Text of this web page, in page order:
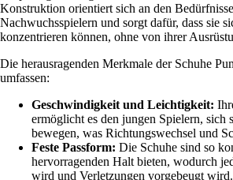
Konstruktion orientiert sich an den
Nachwuchsspielern und sorgt dafür, dass sie
konzentrieren können, ohne von ihrer
Die herausragenden Merkmale der Schuhe
umfassen:
Geschwindigkeit und Leichtigkeit:
ermöglicht es den jungen Spielern, sich
bewegen, was Richtungswechsel und
Feste Passform: Die Schuhe sind so
hervorragenden Halt bieten, wodurch
wird und Verletzungen vorgebeugt wird.